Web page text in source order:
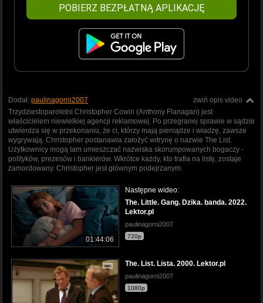
POBIERZ BEZPŁATNĄ APLIKACJĘ
zwiń opis video
Dodał: paulinagorni2007
Trzydziestoparoletni Christopher Cowin (Anthony Flanagan) jest
właścicielem niewielkiej agencji reklamowej. Po przegranej sprawie w sądzie
utwierdza się w przekonaniu, że ci, którzy mają pieniądze i władzę, zawsze
wygrywają. Christopher postanawia założyć witrynę o nazwie The List.
Użytkownicy mogą tam umieszczać nazwiska skorumpowanych bogaczy -
polityków, prezesów i bankierów. Wkrótce każdy, kto trafia na listę, zostaje
zamordowany. Christopher jest głównym podejrzanym.
01:44:06
Następne wideo:
The. Little. Gang. Dzika. banda. 2022.
Lektor.pl
paulinagorni2007
720p
The. List. Lista. 2000. Lektor.pl
paulinagorni2007
1080p